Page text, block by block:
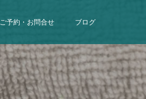
ご予約・お問合せ ブログ